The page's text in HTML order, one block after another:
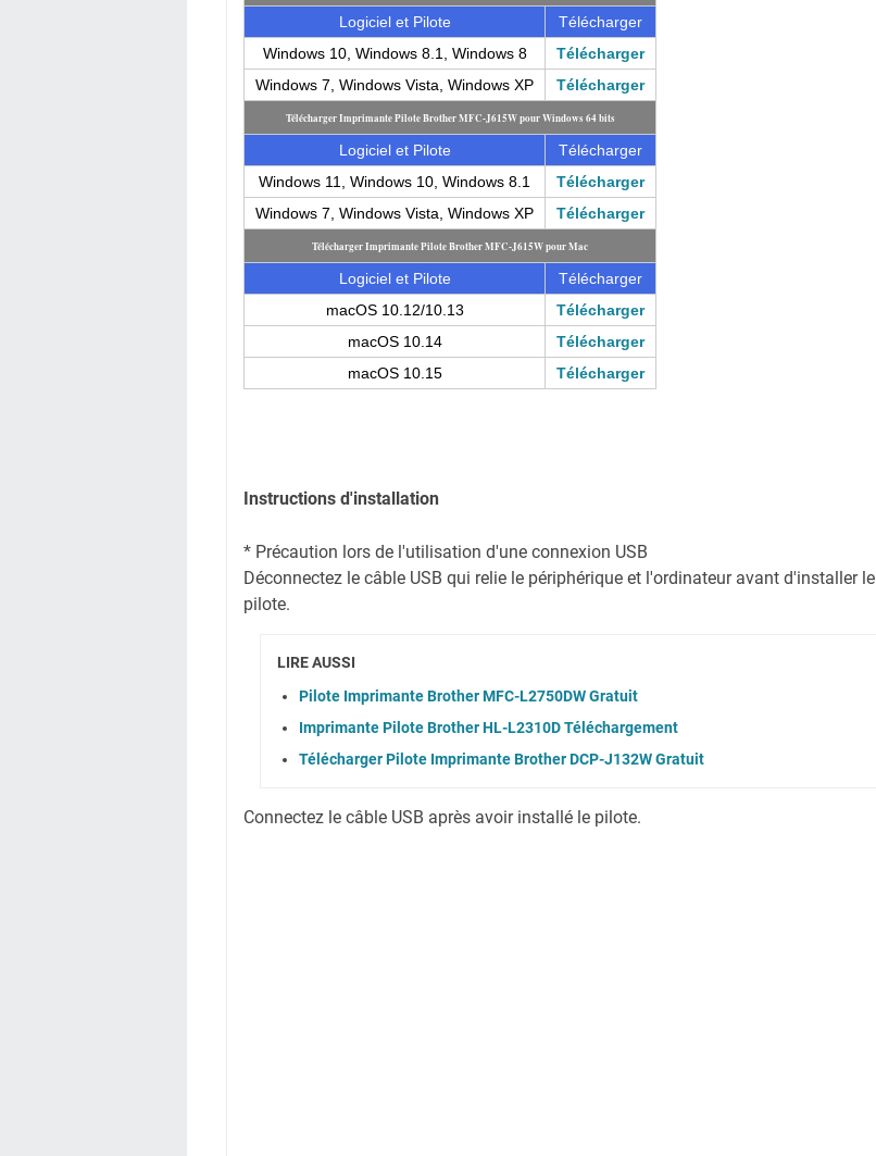
Logiciel et Pilote
Télécharger
Windows 10, Windows 8.1, Windows 8
Télécharger
Windows 7, Windows Vista, Windows XP
Télécharger
Télécharger Imprimante Pilote Brother MFC-J615W pour Windows 64 bits
Logiciel et Pilote
Télécharger
Windows 11, Windows 10, Windows 8.1
Télécharger
Windows 7, Windows Vista, Windows XP
Télécharger
Télécharger Imprimante Pilote Brother MFC-J615W pour Mac
Logiciel et Pilote
Télécharger
macOS 10.12/10.13
Télécharger
macOS 10.14
Télécharger
macOS 10.15
Télécharger
Instructions d'installation
* Précaution lors de l'utilisation d'une connexion USB
Déconnectez le câble USB qui relie le périphérique et l'ordinateur avant d'installer le
pilote.
LIRE AUSSI
Pilote Imprimante Brother MFC-L2750DW Gratuit
Imprimante Pilote Brother HL-L2310D Téléchargement
Télécharger Pilote Imprimante Brother DCP-J132W Gratuit
Connectez le câble USB après avoir installé le pilote.